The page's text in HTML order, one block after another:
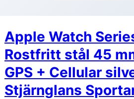
Apple Watch
Rostfritt stål 45
GPS + Cellular
Stjärnglans